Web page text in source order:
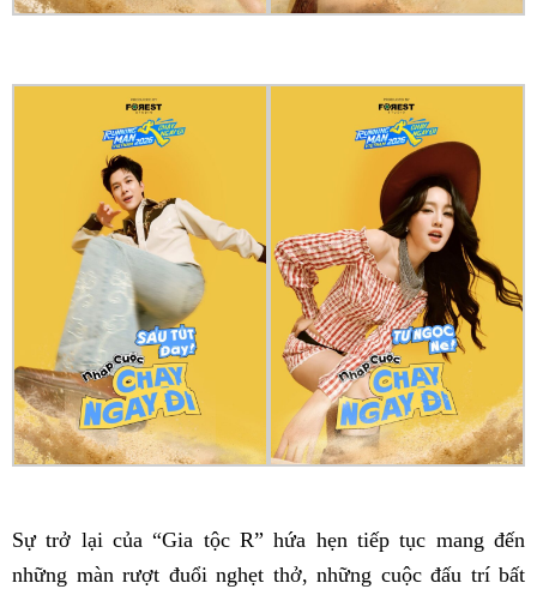
Sự trở lại của “Gia tộc R” hứa hẹn tiếp tục mang đến
những màn rượt đuổi nghẹt thở, những cuộc đấu trí bất